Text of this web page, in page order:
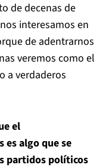
de decenas de
interesamos en
de adentrarnos
veremos como el
a verdaderos
el
algo que se
partidos políticos